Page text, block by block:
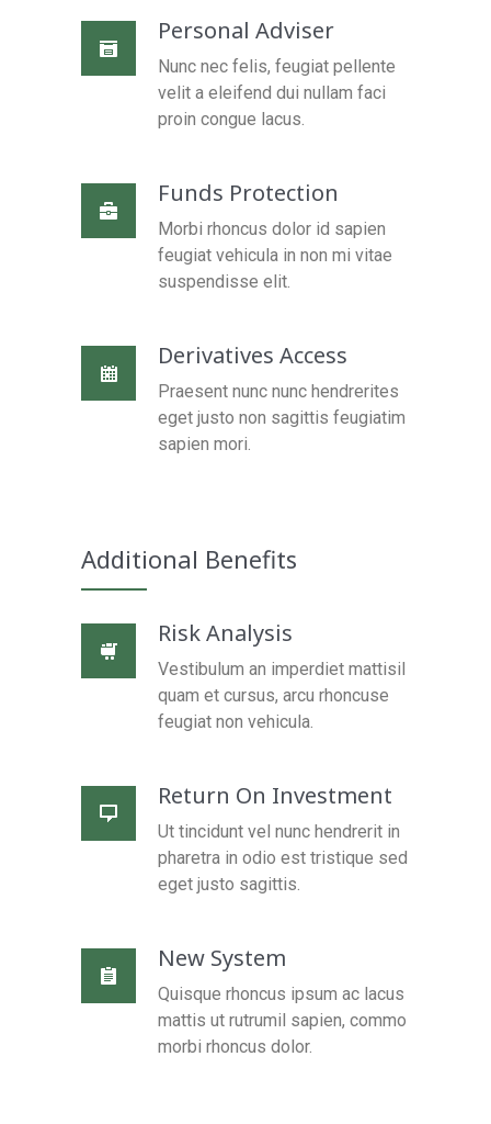
Personal Adviser
Nunc nec felis, feugiat pellente
velit a eleifend dui nullam faci
proin congue lacus.
Funds Protection
Morbi rhoncus dolor id sapien
feugiat vehicula in non mi vitae
suspendisse elit.
Derivatives Access
Praesent nunc nunc hendrerites
eget justo non sagittis feugiatim
sapien mori.
Additional Benefits
Risk Analysis
Vestibulum an imperdiet mattisil
quam et cursus, arcu rhoncuse
feugiat non vehicula.
Return On Investment
Ut tincidunt vel nunc hendrerit in
pharetra in odio est tristique sed
eget justo sagittis.
New System
Quisque rhoncus ipsum ac lacus
mattis ut rutrumil sapien, commo
morbi rhoncus dolor.